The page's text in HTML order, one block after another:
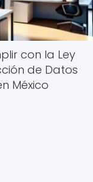
con la Ley
de Datos
México